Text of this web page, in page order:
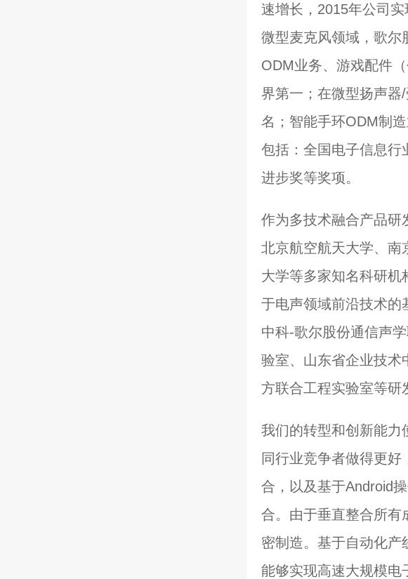
速增长，2015年公司
微型麦克风领域，歌尔
ODM业务、游戏配件
界第一；在微型扬声器
名；智能手环ODM制
包括：全国电子信息行
进步奖等奖项。
作为多技术融合产品研
北京航空航天大学、南
大学等多家知名科研机
于电声领域前沿技术的
中科-歌尔股份通信声
验室、山东省企业技术
方联合工程实验室等研
我们的转型和创新能力
同行业竞争者做得更
合，以及基于Android
合。由于垂直整合所有
密制造。基于自动化产
能够实现高速大规模电